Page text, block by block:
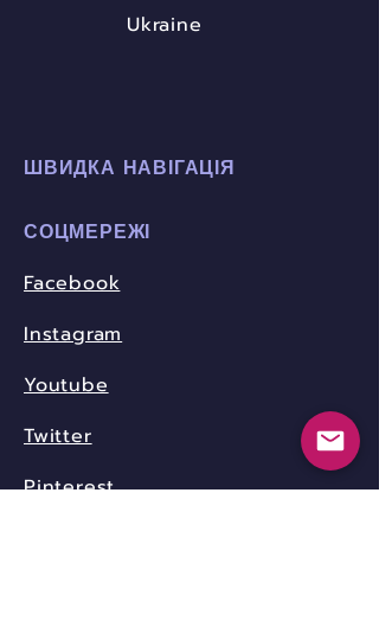
Ukraine
ШВИДКА НАВІГАЦІЯ
СОЦМЕРЕЖІ
Facebook
Instagram
Youtube
Twitter
Pinterest